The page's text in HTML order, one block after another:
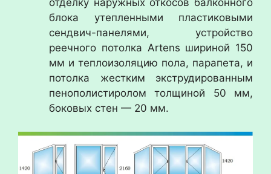
отделку наружных откосов балконного
блока утепленными пластиковыми
сендвич-панелями, устройство
реечного потолка Artens шириной 150
мм и теплоизоляцию пола, парапета, и
потолка жестким экструдированным
пенополистиролом толщиной 50 мм,
боковых стен — 20 мм.